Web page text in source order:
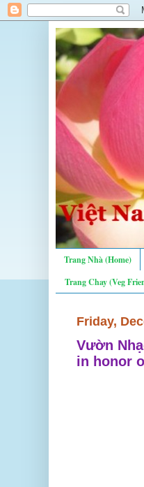
Trang Nhà (Home)
Trang Chay (Veg
Friday,
Vườn
in honor